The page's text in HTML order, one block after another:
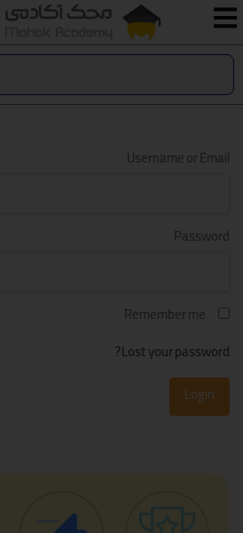
Username or Email
Password
Remember me
Lost your password?